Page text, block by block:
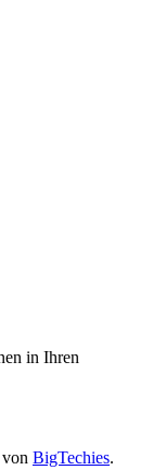
in Ihren
BigTechies.